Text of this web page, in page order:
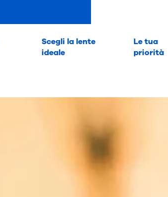
Scegli la lente
ideale
Le tua
priorità